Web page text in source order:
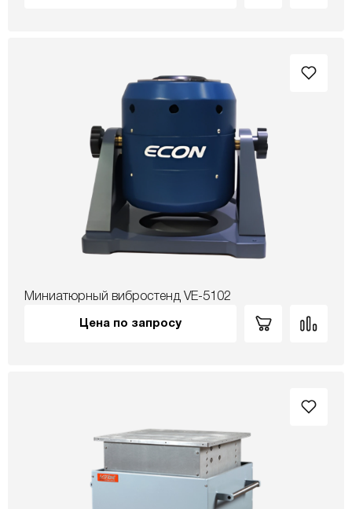
Миниатюрный вибростенд VE-5102
Цена по запросу